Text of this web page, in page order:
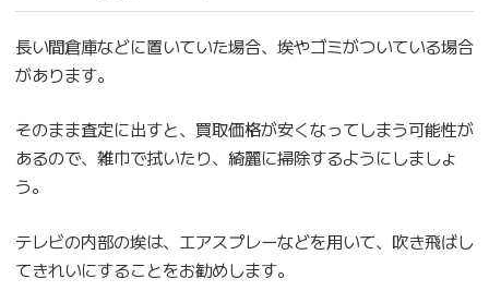
長い間倉庫などに置いていた場合、埃やゴミがついている場合
があります。
そのまま査定に出すと、買取価格が安くなってしまう可能性が
あるので、雑巾で拭いたり、綺麗に掃除するようにしましょ
う。
テレビの内部の埃は、エアスプレーなどを用いて、吹き飛ばし
てきれいにすることをお勧めします。